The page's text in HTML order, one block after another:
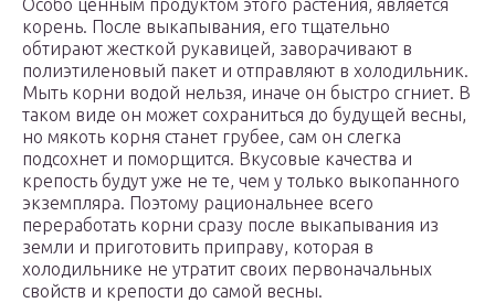
Особо ценным продуктом этого растения, является
корень. После выкапывания, его тщательно
обтирают жесткой рукавицей, заворачивают в
полиэтиленовый пакет и отправляют в холодильник.
Мыть корни водой нельзя, иначе он быстро сгниет. В
таком виде он может сохраниться до будущей весны,
но мякоть корня станет грубее, сам он слегка
подсохнет и поморщится. Вкусовые качества и
крепость будут уже не те, чем у только выкопанного
экземпляра. Поэтому рациональнее всего
переработать корни сразу после выкапывания из
земли и приготовить приправу, которая в
холодильнике не утратит своих первоначальных
свойств и крепости до самой весны.